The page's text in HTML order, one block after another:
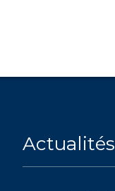
Actualités